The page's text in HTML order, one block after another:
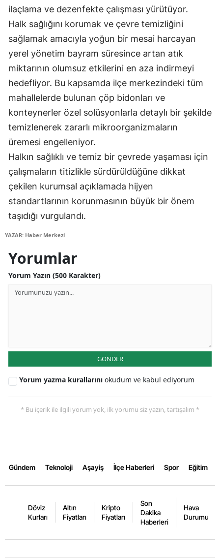
Kayseri
Kırklareli
Kırşehir
Kocaeli
Kütahya
Malatya
Manisa
Kahramanmaraş
Siirt
Sivas
Şanlıurfa
Van
ilaçlama ve dezenfekte çalışması yürütüyor.
Halk sağlığını korumak ve çevre temizliğini
sağlamak amacıyla yoğun bir mesai harcayan
yerel yönetim bayram süresince artan atık
miktarının olumsuz etkilerini en aza indirmeyi
hedefliyor. Bu kapsamda ilçe merkezindeki tüm
mahallelerde bulunan çöp bidonları ve
konteynerler özel solüsyonlarla detaylı bir şekilde
temizlenerek zararlı mikroorganizmaların
üremesi engelleniyor.
Halkın sağlıklı ve temiz bir çevrede yaşaması için
çalışmaların titizlikle sürdürüldüğüne dikkat
çekilen kurumsal açıklamada hijyen
standartlarının korunmasının büyük bir önem
taşıdığı vurgulandı.
YAZAR: Haber Merkezi
Yorumlar
Yorum Yazın (500 Karakter)
GÖNDER
Yorum yazma kurallarını okudum ve kabul ediyorum
* Bu içerik ile ilgili yorum yok, ilk yorumu siz yazın, tartışalım *
Gündem Teknoloji Aşayiş İlçe Haberleri Spor Eğitim
Döviz
Kurları
Altın
Fiyatları
Kripto
Fiyatları
Son
Dakika
Haberleri
Hava
Durumu